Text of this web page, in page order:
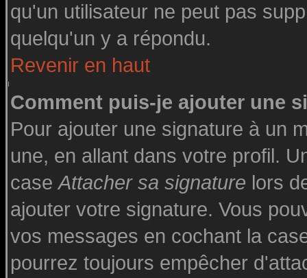
qu'un utilisateur ne peut pas
quelqu'un y a répondu.
Revenir en haut
Comment puis-je ajouter une
Pour ajouter une signature à un
une, en allant dans votre profil.
caseAttacher sa signature lors
ajouter votre signature. Vous
vos messages en cochant la
pourrez toujours empêcher